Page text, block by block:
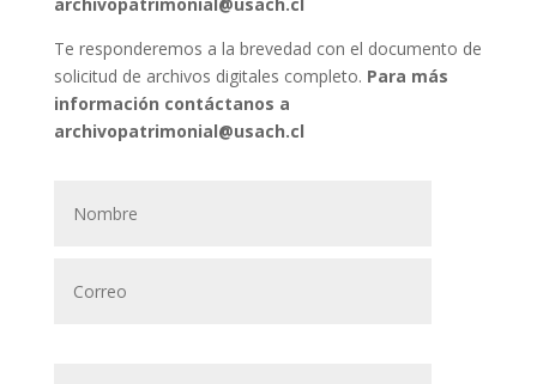
archivopatrimonial@usach.cl
Te responderemos a la brevedad con el documento de
solicitud de archivos digitales completo. Para más
información contáctanos a
archivopatrimonial@usach.cl